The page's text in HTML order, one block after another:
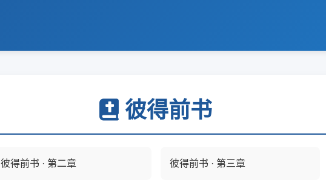
彼得前书
彼得前书 · 第二章 彼得前书 · 第三章